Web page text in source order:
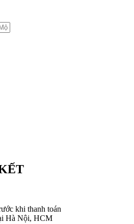
khi thanh toán
Hà Nội, HCM